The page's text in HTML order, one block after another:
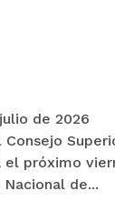
de 2026
Consejo
el próximo
de...